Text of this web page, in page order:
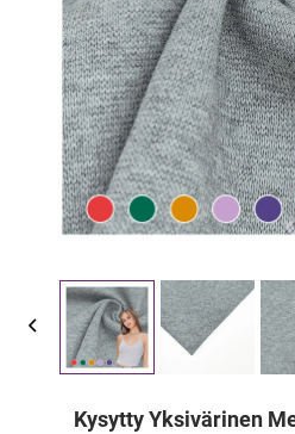
Kysytty Yksivärinen